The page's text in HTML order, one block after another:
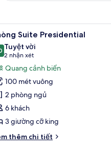
phí, két bảo mật tại phòng, bàn
14 Suite Presidential
trên 10
Tuyệt vời
2 nhận xét
(2
nhận
xét)
Quang cảnh biển
100 mét vuông
2 phòng ngủ
6 khách
3 giường cỡ king
thêm chi tiết